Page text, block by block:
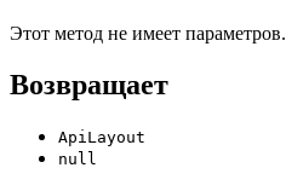
Этот метод не имеет параметров.
Возвращает
ApiLayout
null